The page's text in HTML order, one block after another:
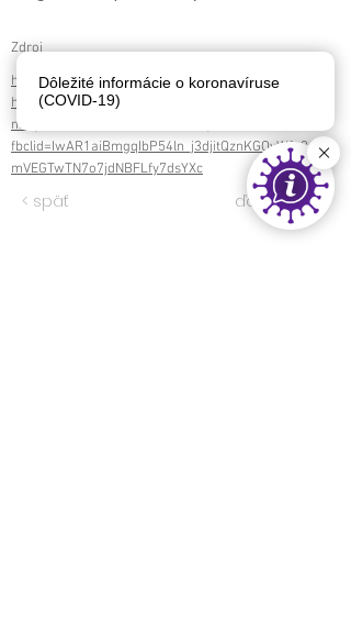
Zdroj
https://euractiv.sk/section/poda/news/mesta-
hodnotia-zber-bioodopadu-frekvencia-vyvozu-
nie-je-dobre-nastavena-odkazuju/?
fbclid=IwAR1aiBmgqIbP54ln_j3djitQznKGOvWfa3
mVEGTwTN7o7jdNBFLfy7dsYXc
< späť ďalej >
Dôležité informácie o koronavíruse
(COVID-19)